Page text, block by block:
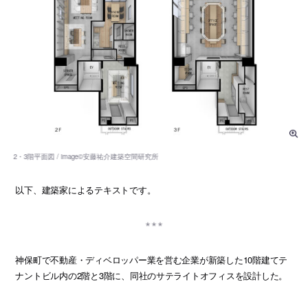
以下、建築家によるテキストです。
神保町で不動産・ディベロッパー業を営む企業が新築した10階建てテ
ナントビル内の2階と3階に、同社のサテライトオフィスを設計した。